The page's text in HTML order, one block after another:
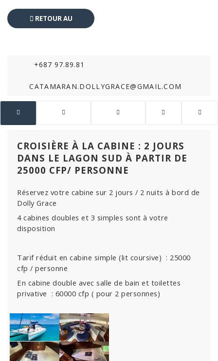
RETOUR AU
+687 97.89.81
CATAMARAN.DOLLYGRACE@GMAIL.COM
CROISIÈRE À LA CABINE : 2 JOURS
DANS LE LAGON SUD À PARTIR DE
25000 CFP/ PERSONNE
Réservez votre cabine sur 2 jours / 2 nuits à bord de
Dolly Grace
4 cabines doubles et 3 simples sont à votre
disposition
Tarif réduit en cabine simple (lit coursive) : 25000
cfp / personne
En cabine double avec salle de bain et toilettes
privative : 60000 cfp ( pour 2 personnes)